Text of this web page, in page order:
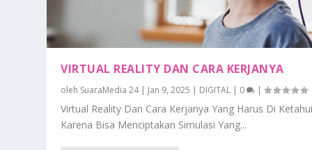
VIRTUAL REALITY DAN CARA KERJANYA
oleh SuaraMedia 24| Jan 9, 2025 | DIGITAL | 0 |
Virtual Reality Dan Cara Kerjanya Yang Harus Di
Karena Bisa Menciptakan Simulasi Yang...